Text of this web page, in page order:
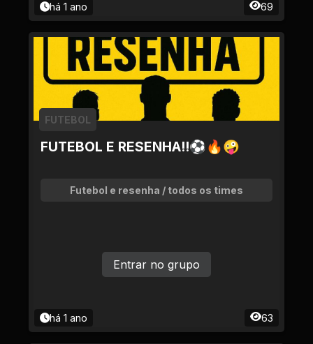
há 1 ano 69
FUTEBOL E RESENHA!!⚽🔥🤪
FUTEBOL
Futebol e resenha / todos os times
há 1 ano 63
Entrar no grupo